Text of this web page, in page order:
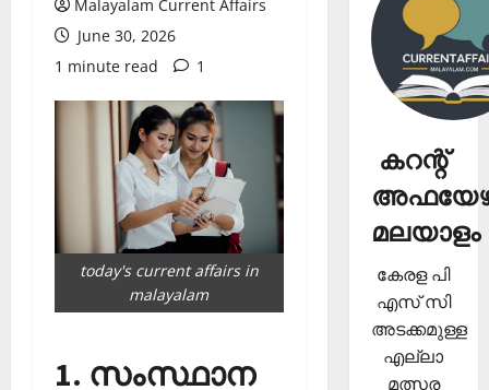
Malayalam Current Affairs
June 30, 2026
1 minute read
1
today's current affairs in
malayalam
1. സംസ്ഥാന
കറന്റ്
മലയാളം
കേരള പി
എസ് സി
അടക്കമുള്ള
എല്ലാ
മത്സര